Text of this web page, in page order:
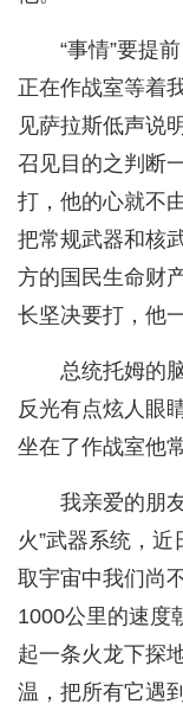
“事情”要提
正在作战室等着
见萨拉斯低声说
召见目的之判断
打，他的心就不
把常规武器和核
方的国民生命财
长坚决要打，他
总统托姆的
反光有点炫人眼
坐在了作战室他
我亲爱的朋
火”武器系统，
取宇宙中我们尚
1000公里的速度
起一条火龙下探
温，把所有它遇